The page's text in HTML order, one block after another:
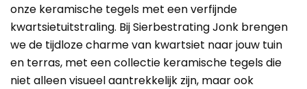
onze keramische tegels met een verfijnde
kwartsietuitstraling. Bij Sierbestrating Jonk brengen
we de tijdloze charme van kwartsiet naar jouw tuin
en terras, met een collectie keramische tegels die
niet alleen visueel aantrekkelijk zijn, maar ook